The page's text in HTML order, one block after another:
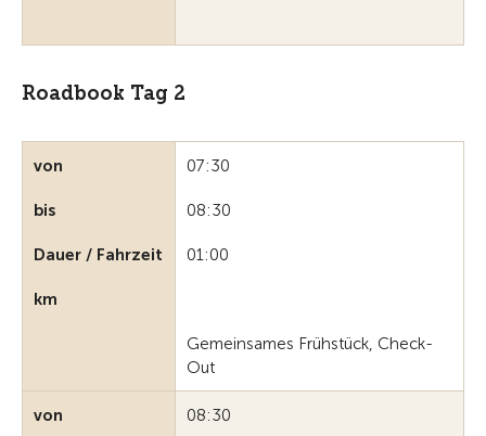
Roadbook Tag 2
von 07:30
bis 08:30
Dauer / Fahrzeit 01:00
km
Gemeinsames Frühstück, Check-
Out
von 08:30